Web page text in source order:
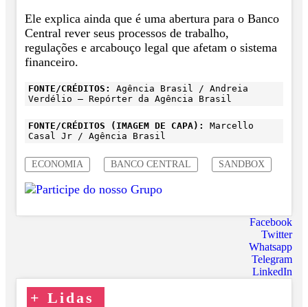
Ele explica ainda que é uma abertura para o Banco
Central rever seus processos de trabalho,
regulações e arcabouço legal que afetam o sistema
financeiro.
FONTE/CRÉDITOS:
Agência Brasil / Andreia
Verdélio – Repórter da Agência Brasil
FONTE/CRÉDITOS (IMAGEM DE CAPA):
Marcello
Casal Jr / Agência Brasil
ECONOMIA BANCO CENTRAL SANDBOX
Facebook
Twitter
Whatsapp
Telegram
LinkedIn
+ Lidas